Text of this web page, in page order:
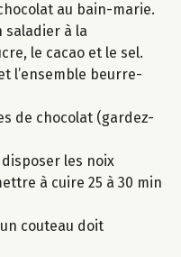
au bain-marie.
saladier à la
le cacao et le sel.
l’ensemble beurre-
de chocolat (gardez-
les noix
à cuire 25 à 30 min
couteau doit